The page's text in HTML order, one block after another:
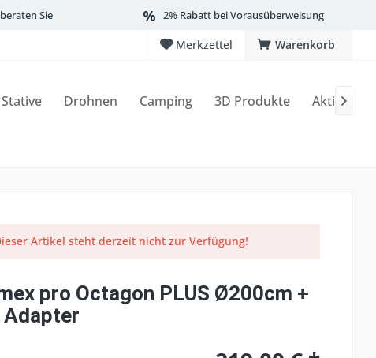
Sie 2% Rabatt bei Vorausüberweisung
Warenkorb
Merkzettel
Stative Drohnen Camping 3D Produkte Aktionen

Artikel steht derzeit nicht zur Verfügung!
pro Octagon PLUS Ø200cm +
Adapter